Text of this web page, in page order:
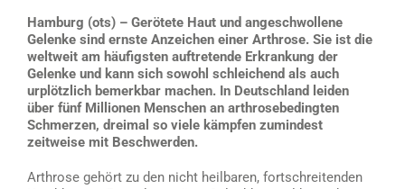
Hamburg (ots) – Gerötete Haut und angeschwollene
Gelenke sind ernste Anzeichen einer Arthrose. Sie ist die
weltweit am häufigsten auftretende Erkrankung der
Gelenke und kann sich sowohl schleichend als auch
urplötzlich bemerkbar machen. In Deutschland leiden
über fünf Millionen Menschen an arthrosebedingten
Schmerzen, dreimal so viele kämpfen zumindest
zeitweise mit Beschwerden.
Arthrose gehört zu den nicht heilbaren, fortschreitenden